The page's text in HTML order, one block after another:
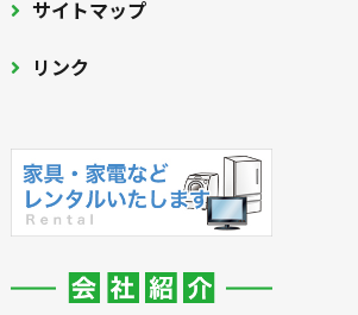
サイトマップ
リンク